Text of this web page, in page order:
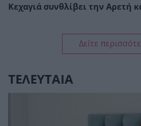
Κεχαγιά συνθλίβει την Αρετή
Δείτε
ΤΕΛΕΥΤΑΙΑ